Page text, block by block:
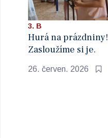
3. B
Hurá na prázdniny!
Zasloužíme si je.
26. červen. 2026